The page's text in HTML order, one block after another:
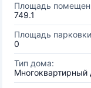
Площадь
749.1
Площадь
0
Тип дома:
Многоквартирный